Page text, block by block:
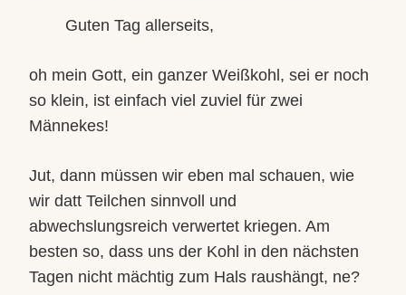
Guten Tag allerseits,
oh mein Gott, ein ganzer Weißkohl, sei er noch
so klein, ist einfach viel zuviel für zwei
Männekes!
Jut, dann müssen wir eben mal schauen, wie
wir datt Teilchen sinnvoll und
abwechslungsreich verwertet kriegen. Am
besten so, dass uns der Kohl in den nächsten
Tagen nicht mächtig zum Hals raushängt, ne?